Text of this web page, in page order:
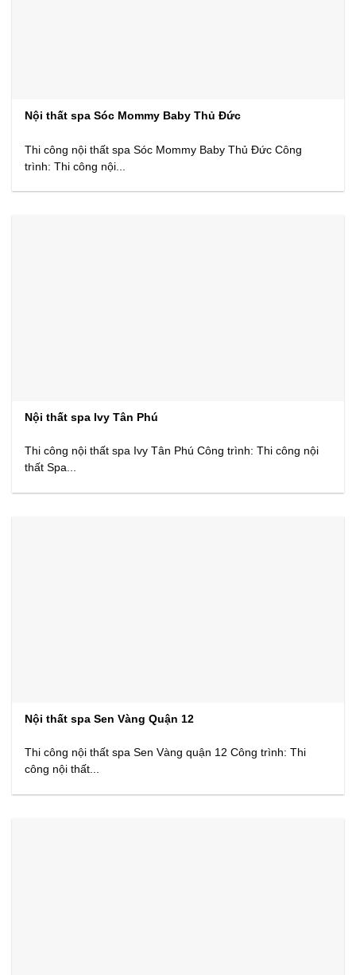
Nội thất spa Sóc Mommy Baby Thủ Đức
Thi công nội thất spa Sóc Mommy Baby Thủ Đức Công
trình: Thi công nội...
Nội thất spa Ivy Tân Phú
Thi công nội thất spa Ivy Tân Phú Công trình: Thi công nội
thất Spa...
Nội thất spa Sen Vàng Quận 12
Thi công nội thất spa Sen Vàng quận 12 Công trình: Thi
công nội thất...